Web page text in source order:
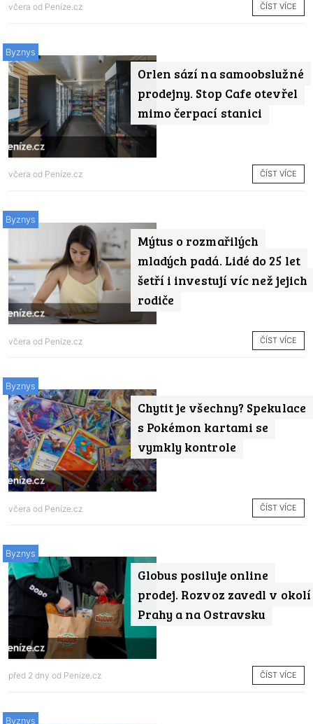
včera od Peníze.cz ČÍST VÍCE
Orlen sází na samoobslužné
prodejny. Stop Cafe otevřel
mimo čerpací stanici
Byznys
včera od Peníze.cz ČÍST VÍCE
Mýtus o rozmařilých
mladých padá. Lidé do 25 let
šetří i investují víc než jejich
rodiče
Byznys
včera od Peníze.cz ČÍST VÍCE
Chytit je všechny? Spekulace
s Pokémon kartami se
vymkly kontrole
Byznys
včera od Peníze.cz ČÍST VÍCE
Globus posiluje online
prodej. Rozvoz zavedl v okolí
Prahy a na Ostravsku
Byznys
před 2 dny od Peníze.cz ČÍST VÍCE
Byznys